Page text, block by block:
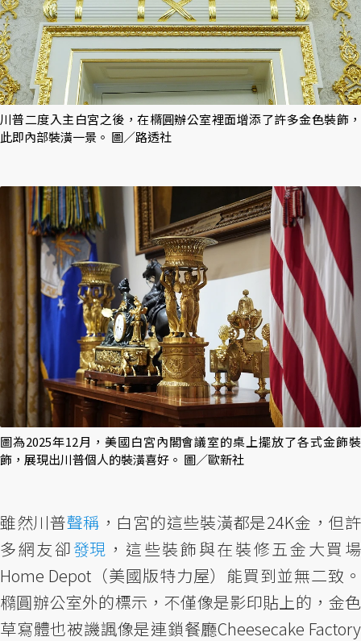
川普二度入主白宮之後，在橢圓辦公室裡面增添了許多金色裝飾，
此即內部裝潢一景。 圖／路透社
圖為2025年12月，美國白宮內閣會議室的桌上擺放了各式金飾裝
飾，展現出川普個人的裝潢喜好。 圖／歐新社
雖然川普聲稱，白宮的這些裝潢都是24K金，但許
多網友卻發現，這些裝飾與在裝修五金大買場
Home Depot（美國版特力屋）能買到並無二致。
橢圓辦公室外的標示，不僅像是影印貼上的，金色
草寫體也被譏諷像是連鎖餐廳Cheesecake Factory